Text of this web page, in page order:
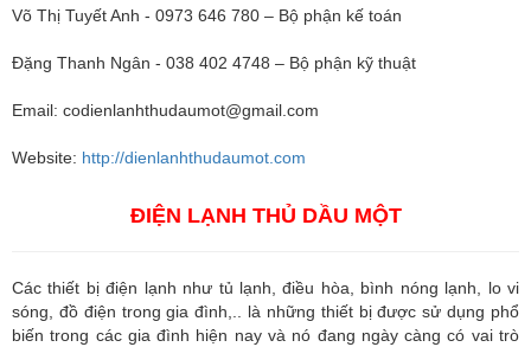
Võ Thị Tuyết Anh - 0973 646 780 – Bộ phận kế toán
Đặng Thanh Ngân - 038 402 4748 – Bộ phận kỹ thuật
Email: codienlanhthudaumot@gmail.com
Website: http://dienlanhthudaumot.com
ĐIỆN LẠNH THỦ DẦU MỘT
Các thiết bị điện lạnh như tủ lạnh, điều hòa, bình nóng lạnh, lo vi
sóng, đồ điện trong gia đình,.. là những thiết bị được sử dụng phổ
biến trong các gia đình hiện nay và nó đang ngày càng có vai trò